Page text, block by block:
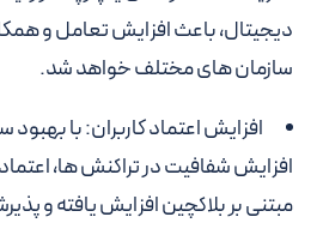
دیجیتال، باعث افزایش تعامل و
سازمان های مختلف خواهد شد.
افزایش اعتماد کاربران: با
افزایش شفافیت در تراکنش ها،
مبتنی بر بلاکچین افزایش یافته و